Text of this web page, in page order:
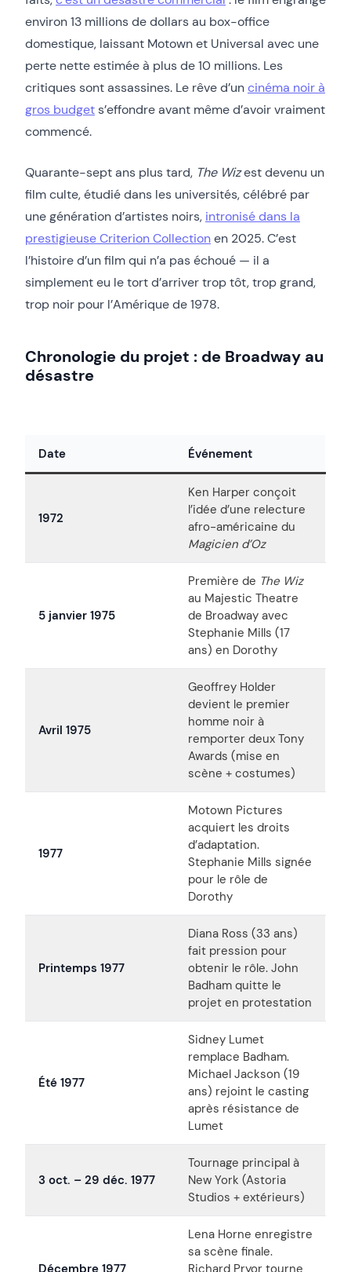
environ 13 millions de dollars au box-office
domestique, laissant Motown et Universal avec une
perte nette estimée à plus de 10 millions. Les
critiques sont assassines. Le rêve d’uncinéma noir à
gros budgets’effondre avant même d’avoir vraiment
commencé.
Quarante-sept ans plus tard, The Wizest devenu un
film culte, étudié dans les universités, célébré par
une génération d’artistes noirs, intronisé dans la
prestigieuse Criterion Collectionen 2025. C’est
l’histoire d’un film qui n’a pas échoué — il a
simplement eu le tort d’arriver trop tôt, trop grand,
trop noir pour l’Amérique de 1978.
Chronologie du projet : de Broadway au
désastre
Date Événement
1972
Ken Harper conçoit
l’idée d’une relecture
afro-américaine du
Magicien d’Oz
5 janvier 1975
Première de The Wiz
au Majestic Theatre
de Broadway avec
Stephanie Mills (17
ans) en Dorothy
Avril 1975
Geoffrey Holder
devient le premier
homme noir à
remporter deux Tony
Awards (mise en
scène + costumes)
1977
Motown Pictures
acquiert les droits
d’adaptation.
Stephanie Mills signée
pour le rôle de
Dorothy
Printemps 1977
Diana Ross (33 ans)
fait pression pour
obtenir le rôle. John
Badham quitte le
projet en protestation
Été 1977
Sidney Lumet
remplace Badham.
Michael Jackson (19
ans) rejoint le casting
après résistance de
Lumet
3 oct. – 29 déc. 1977
Tournage principal à
New York (Astoria
Studios + extérieurs)
Décembre 1977
Lena Horne enregistre
sa scène finale.
Richard Pryor tourne